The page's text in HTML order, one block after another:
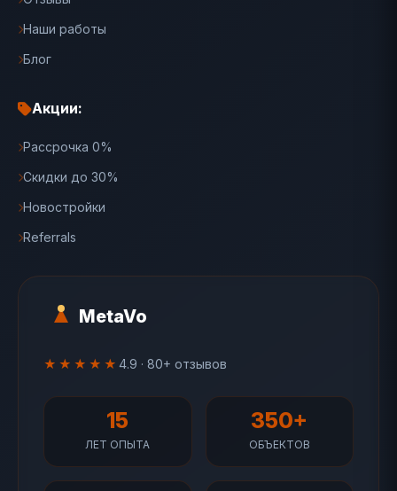
MetaVo
★★★★★ 4.9 · 80+ отзывов
15
ЛЕТ ОПЫТА
350+
ОБЪЕКТОВ
Наши работы
Блог
Акции:
Рассрочка 0%
Скидки до 30%
Новостройки
Referrals